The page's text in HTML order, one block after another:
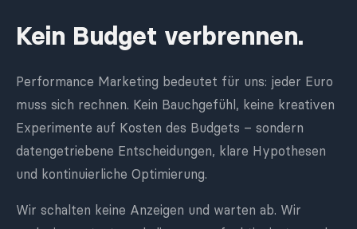
Kein Budget verbrennen.
Performance Marketing bedeutet für uns: jeder Euro
muss sich rechnen. Kein Bauchgefühl, keine kreativen
Experimente auf Kosten des Budgets – sondern
datengetriebene Entscheidungen, klare Hypothesen
und kontinuierliche Optimierung.
Wir schalten keine Anzeigen und warten ab. Wir